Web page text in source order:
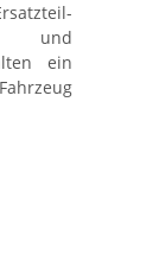
und
ein